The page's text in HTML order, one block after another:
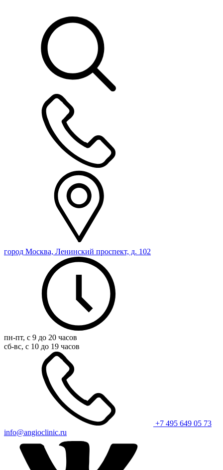
город Москва, Ленинский проспект, д. 102
пн-пт, с 9 до 20 часов
сб-вс, с 10 до 19 часов
+7 495 649 05 73
info@angioclinic.ru